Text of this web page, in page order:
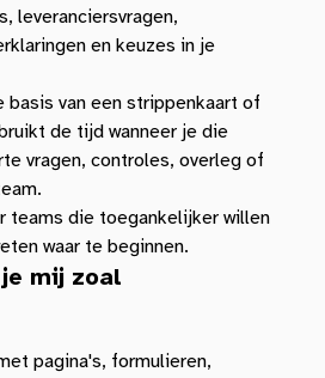
leveranciersvragen,
en keuzes in je
basis van een strippenkaart of
de tijd wanneer je die
vragen, controles, overleg of
teams die toegankelijker willen
waar te beginnen.
mij zoal
pagina's, formulieren,